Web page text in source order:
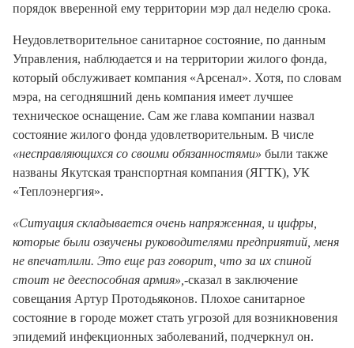
порядок вверенной ему территории мэр дал неделю срока.
Неудовлетворительное санитарное состояние, по данным
Управления, наблюдается и на территории жилого фонда,
который обслуживает компания «Арсенал». Хотя, по словам
мэра, на сегодняшний день компания имеет лучшее
техническое оснащение. Сам же глава компании назвал
состояние жилого фонда удовлетворительным. В числе
«несправляющихся со своими обязанностями» были также
названы Якутская транспортная компания (ЯГТК), УК
«Теплоэнергия».
«Ситуация складывается очень напряженная, и цифры,
которые были озвучены руководителями предприятий, меня
не впечатлили. Это еще раз говорит, что за их спиной
стоит не дееспособная армия», -cказал в заключение
совещания Артур Протодьяконов. Плохое санитарное
состояние в городе может стать угрозой для возникновения
эпидемий инфекционных заболеваний, подчеркнул он.